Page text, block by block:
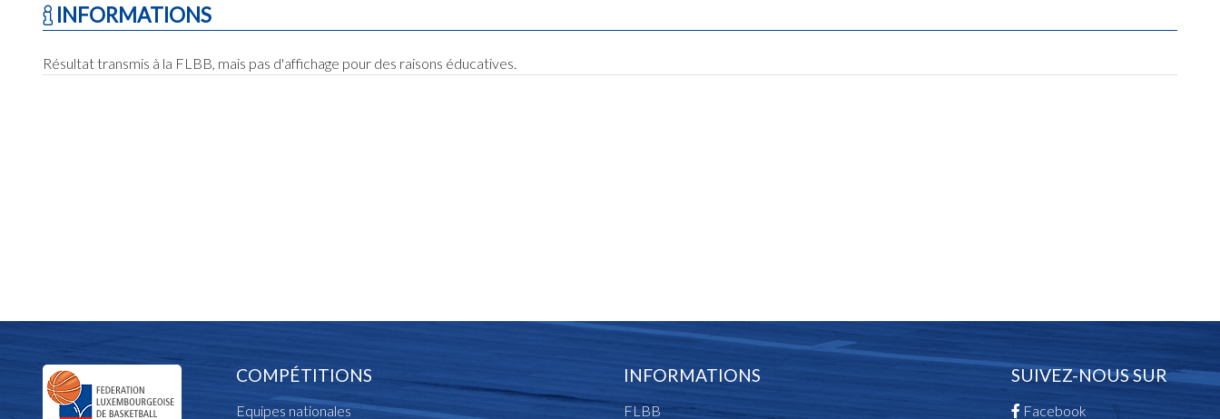
INFORMATIONS
Résultat transmis à la FLBB, mais pas d'affichage pour des raisons éducatives.
COMPÉTITIONS
Equipes nationales
INFORMATIONS
FLBB
SUIVEZ-NOUS SUR
Facebook